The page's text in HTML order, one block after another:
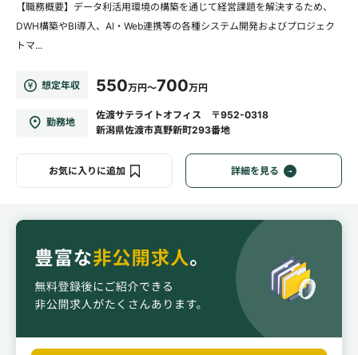
【職務概要】データ利活用環境の構築を通じて経営課題を解決するため、
DWH構築やBI導入、AI・Web連携等の各種システム開発およびプロジェク
トマ...
想定年収 550万円～700万円
勤務地
佐渡サテライトオフィス 〒952-0318
新潟県佐渡市真野新町293番地
お気に入りに追加 詳細を見る